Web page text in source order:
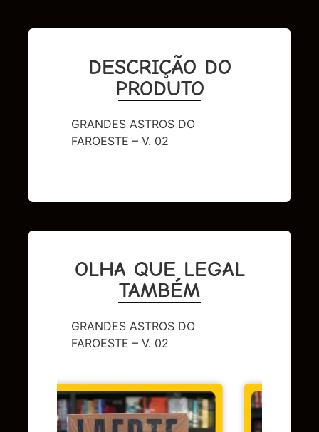
DESCRIÇÃO DO
PRODUTO
GRANDES ASTROS DO
FAROESTE – V. 02
OLHA QUE LEGAL
TAMBÉM
GRANDES ASTROS DO
FAROESTE – V. 02